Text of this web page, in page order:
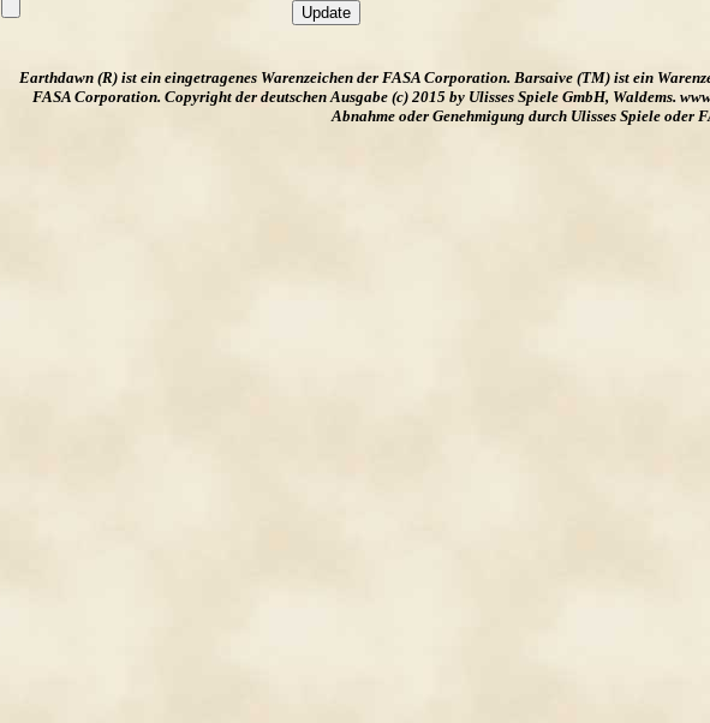
Earthdawn (R) ist ein eingetragenes Warenzeichen der FASA Corporation. Barsaive (TM) ist ein
FASA Corporation. Copyright der deutschen Ausgabe (c) 2015 by Ulisses Spiele GmbH, Waldems.
Abnahme oder Genehmigung durch Ulisses Spiele oder